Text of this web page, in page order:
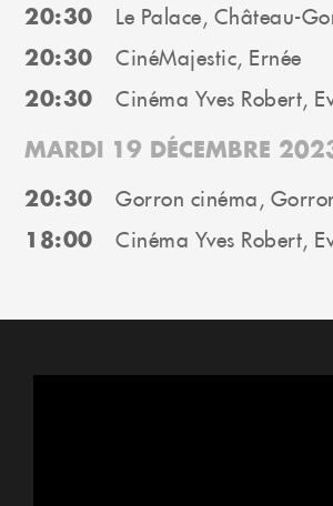
20:30 Le Palace, Château-
20:30 CinéMajestic, Ernée
20:30 Cinéma Yves Robert,
MARDI 19 DÉCEMBRE
20:30 Gorron cinéma,
18:00 Cinéma Yves Robert,